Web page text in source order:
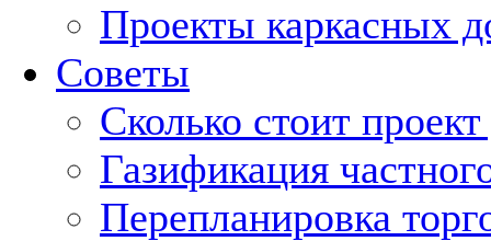
Проекты каркасных
Советы
Сколько стоит
Газификация
Перепланировка